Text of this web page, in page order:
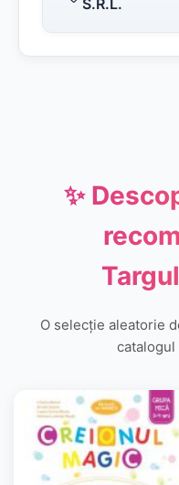
S.R.L.
✨
O selecție aleatorie
catalogul